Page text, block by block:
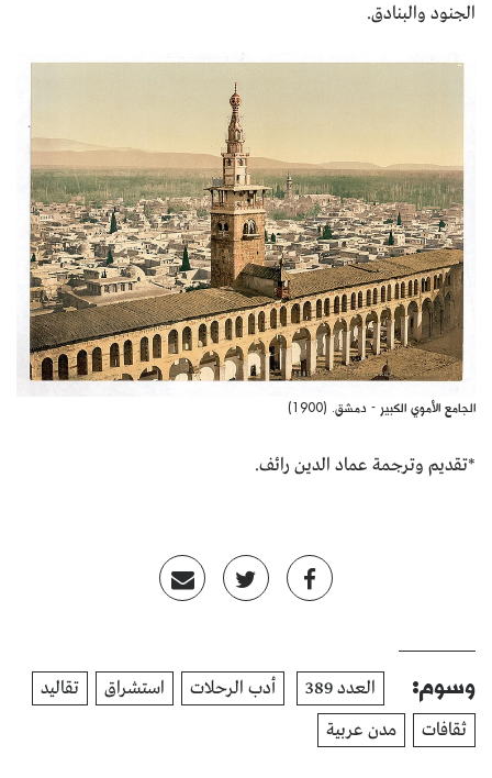
الجنود والبنادق.
الجامع الأموي الكبير - دمشق. (1900)
*تقديم وترجمة عماد الدين رائف.
وسوم: العدد 389 أدب الرحلات استشراق
تقاليد
ثقافات
مدن عربية